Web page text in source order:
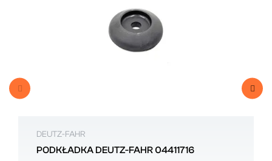
DEUTZ-FAHR
PODKŁADKA DEUTZ-FAHR 04411716